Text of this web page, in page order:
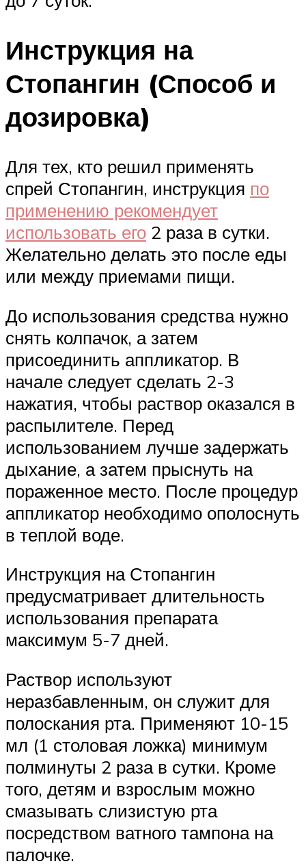
Инструкция на
Стопангин (Способ и
дозировка)
Для тех, кто решил применять
спрей Стопангин, инструкция по
применению рекомендует
использовать его 2 раза в сутки.
Желательно делать это после еды
или между приемами пищи.
До использования средства нужно
снять колпачок, а затем
присоединить аппликатор. В
начале следует сделать 2-3
нажатия, чтобы раствор оказался в
распылителе. Перед
использованием лучше задержать
дыхание, а затем прыснуть на
пораженное место. После процедур
аппликатор необходимо ополоснуть
в теплой воде.
Инструкция на Стопангин
предусматривает длительность
использования препарата
максимум 5-7 дней.
Раствор используют
неразбавленным, он служит для
полоскания рта. Применяют 10-15
мл (1 столовая ложка) минимум
полминуты 2 раза в сутки. Кроме
того, детям и взрослым можно
смазывать слизистую рта
посредством ватного тампона на
палочке.